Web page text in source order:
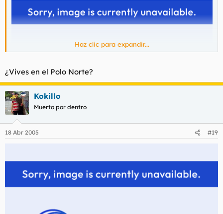
[/img]
Haz clic para expandir...
¿Vives en el Polo Norte?
Kokillo
Muerto por dentro
18 Abr 2005 #19